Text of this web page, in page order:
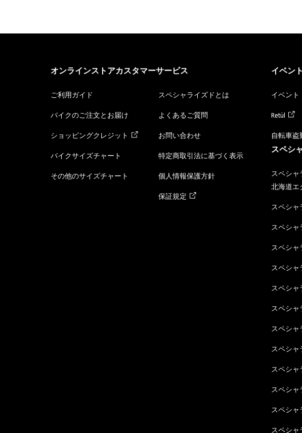
オンラインストアカスタマーサービス
ご利用ガイド
バイクのご注文とお届け
ショッピングクレジット
バイクサイズチャート
その他のサイズチャート
スペシャライズドとは
よくあるご質問
お問い合わせ
特定商取引法に基づく表示
個人情報保護方針
保証規定
イベン
イベント
Retül
自転車盗
スペシ
スペシャ
北海道エ
スペシャ
スペシャ
スペシャ
スペシャ
スペシャ
スペシャ
スペシャ
スペシャ
スペシャ
スペシャ
スペシャ
スペシャ